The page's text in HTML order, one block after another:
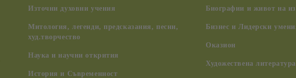
Източни духовни учения
Митология, легенди, предсказания, песни,
худ.творчество
Наука и научни открития
История и Съвременност
Биографии и живот на
Бизнес и Лидерски
Оказион
Художествена